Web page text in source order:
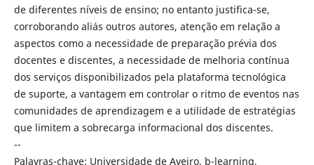
de diferentes níveis de ensino; no entanto justifica-se,
corroborando aliás outros autores, atenção em relação a
aspectos como a necessidade de preparação prévia dos
docentes e discentes, a necessidade de melhoria contínua
dos serviços disponibilizados pela plataforma tecnológica
de suporte, a vantagem em controlar o ritmo de eventos nas
comunidades de aprendizagem e a utilidade de estratégias
que limitem a sobrecarga informacional dos discentes.
--
Palavras-chave: Universidade de Aveiro, b-learning,